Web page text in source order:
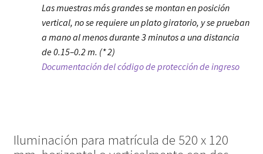
Las muestras más grandes se montan en posición
vertical, no se requiere un plato giratorio, y se prueban
a mano al menos durante 3 minutos a una distancia
de 0.15–0.2 m. (* 2)
Documentación del código de protección de ingreso
Iluminación para matrícula de 520 x 120